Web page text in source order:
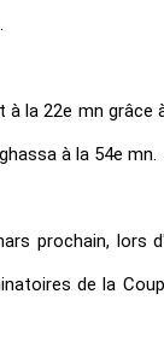
la 22e mn grâce
à la 54e mn.
prochain, lors
de la